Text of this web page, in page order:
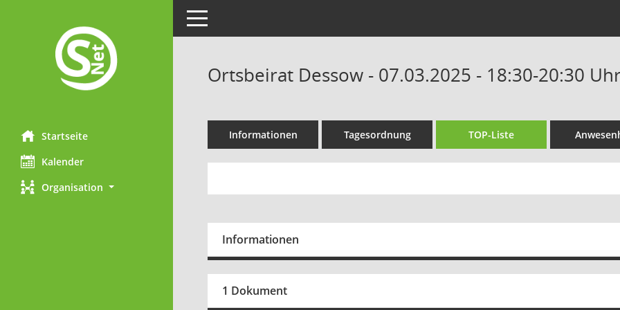
Startseite
Kalender
Organisation
Toggle navigation
Ortsbeirat Dessow - 07.03.2025 - 18:30-20:30
Informationen Tagesordnung TOP-Liste
Informationen
1 Dokument